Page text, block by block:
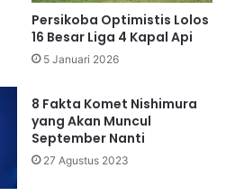
Persikoba Optimistis Lolos
16 Besar Liga 4 Kapal Api
5 Januari 2026
8 Fakta Komet Nishimura
yang Akan Muncul
September Nanti
27 Agustus 2023